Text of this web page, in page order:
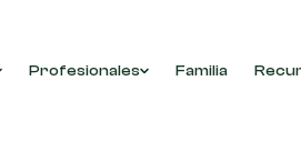
Profesionales Familia
con tu selección.